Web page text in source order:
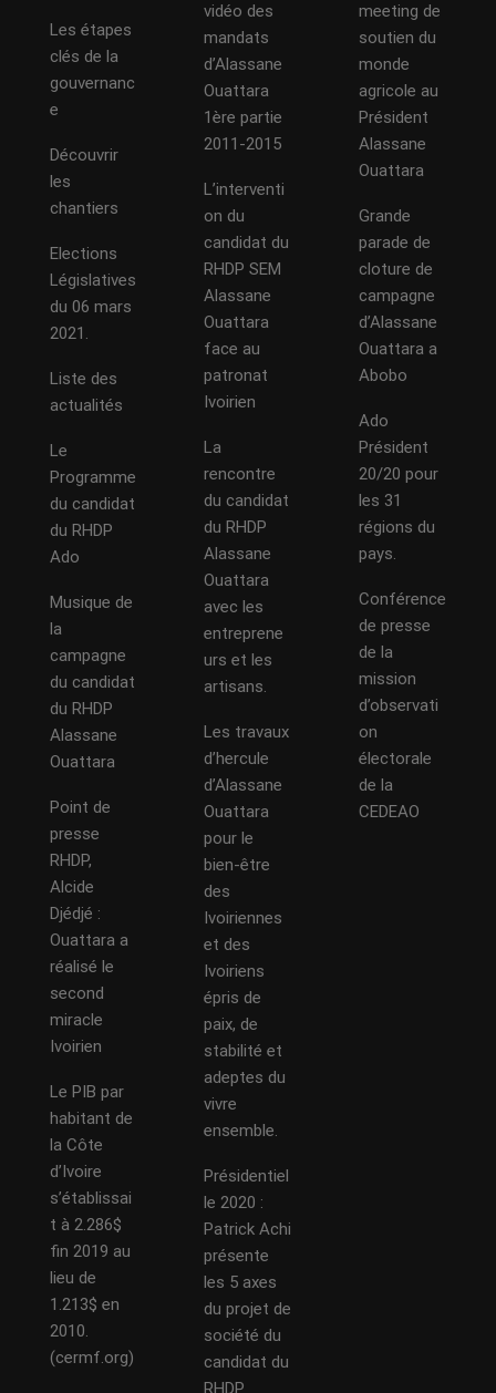
Les étapes
clés de la
gouvernanc
e
Découvrir
les
chantiers
Elections
Législatives
du 06 mars
2021.
Liste des
actualités
Le
Programme
du candidat
du RHDP
Ado
Musique de
la
campagne
du candidat
du RHDP
Alassane
Ouattara
Point de
presse
RHDP,
Alcide
Djédjé :
Ouattara a
réalisé le
second
miracle
Ivoirien
Le PIB par
habitant de
la Côte
d’Ivoire
s’établissai
t à 2.286$
fin 2019 au
lieu de
1.213$ en
2010.
(cermf.org)
vidéo des
mandats
d’Alassane
Ouattara
1ère partie
2011-2015
L’interventi
on du
candidat du
RHDP SEM
Alassane
Ouattara
face au
patronat
Ivoirien
La
rencontre
du candidat
du RHDP
Alassane
Ouattara
avec les
entreprene
urs et les
artisans.
Les travaux
d’hercule
d’Alassane
Ouattara
pour le
bien-être
des
Ivoiriennes
et des
Ivoiriens
épris de
paix, de
stabilité et
adeptes du
vivre
ensemble.
Présidentiel
le 2020 :
Patrick Achi
présente
les 5 axes
du projet de
société du
candidat du
RHDP
meeting de
soutien du
monde
agricole au
Président
Alassane
Ouattara
Grande
parade de
cloture de
campagne
d’Alassane
Ouattara a
Abobo
Ado
Président
20/20 pour
les 31
régions du
pays.
Conférence
de presse
de la
mission
d’observati
on
électorale
de la
CEDEAO